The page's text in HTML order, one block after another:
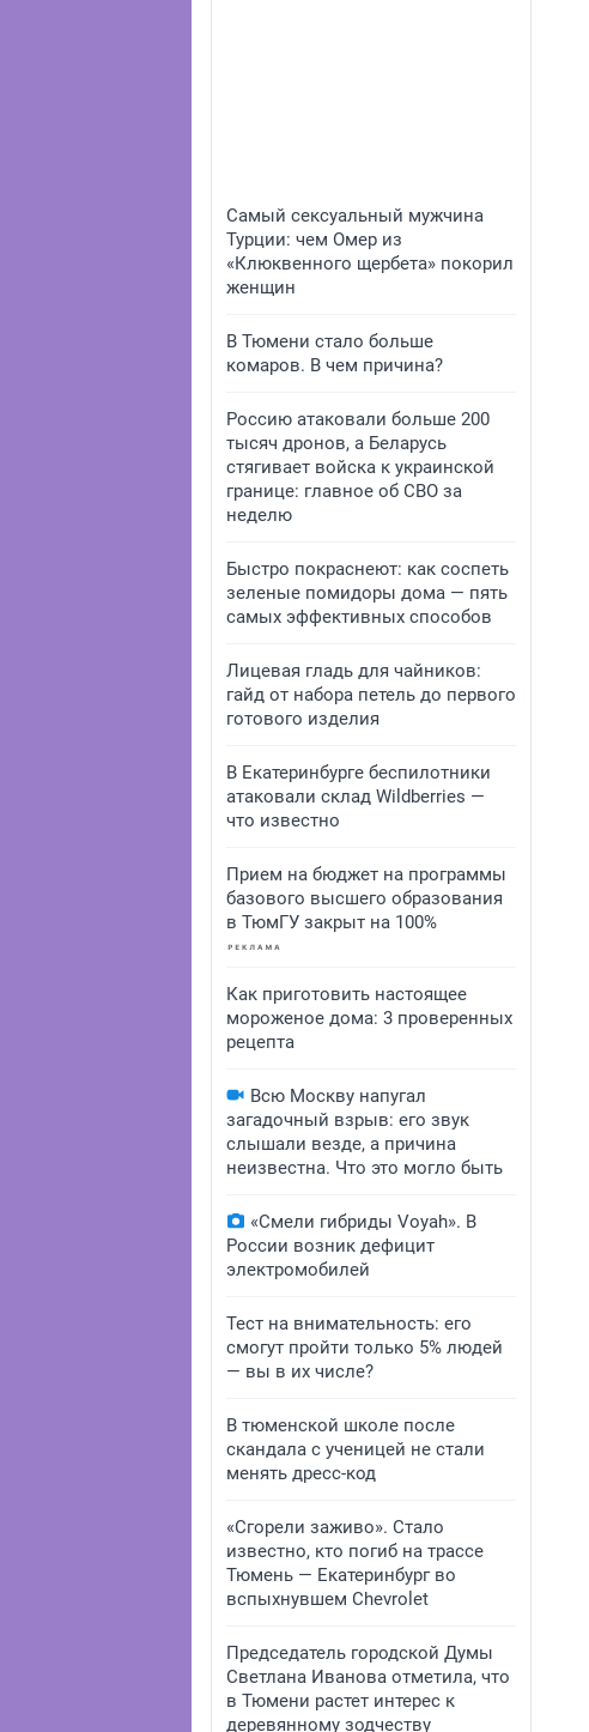
Самый сексуальный мужчина
Турции: чем Омер из
«Клюквенного щербета» покорил
женщин
В Тюмени стало больше
комаров. В чем причина?
Россию атаковали больше 200
тысяч дронов, а Беларусь
стягивает войска к украинской
границе: главное об СВО за
неделю
Быстро покраснеют: как соспеть
зеленые помидоры дома — пять
самых эффективных способов
Лицевая гладь для чайников:
гайд от набора петель до первого
готового изделия
В Екатеринбурге беспилотники
атаковали склад Wildberries —
что известно
Прием на бюджет на программы
базового высшего образования
в ТюмГУ закрыт на 100%
Как приготовить настоящее
мороженое дома: 3 проверенных
рецепта
Всю Москву напугал
загадочный взрыв: его звук
слышали везде, а причина
неизвестна. Что это могло быть
«Смели гибриды Voyah». В
России возник дефицит
электромобилей
Тест на внимательность: его
смогут пройти только 5% людей
— вы в их числе?
В тюменской школе после
скандала с ученицей не стали
менять дресс-код
«Сгорели заживо». Стало
известно, кто погиб на трассе
Тюмень — Екатеринбург во
вспыхнувшем Chevrolet
Председатель городской Думы
Светлана Иванова отметила, что
в Тюмени растет интерес к
деревянному зодчеству